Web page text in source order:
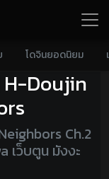
โดจินยอดนิยม
H-Doujin
Ch.2
เว็บตูน มังงะ